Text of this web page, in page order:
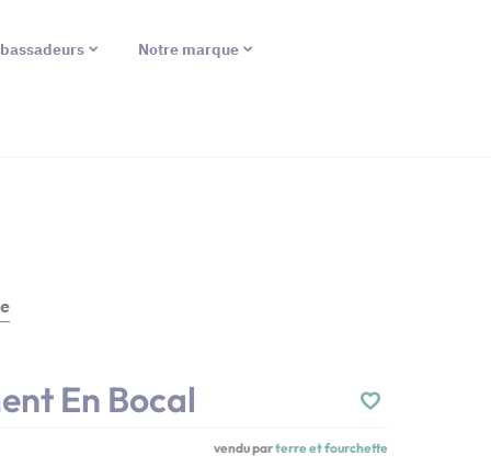
Notre marque
En Bocal
vendu parterre et fourchette